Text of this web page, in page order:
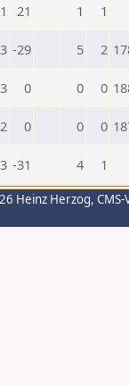
21 1 1
-29 5 2
0 0 0
0 0 0
-31 4 1
Heinz Herzog,